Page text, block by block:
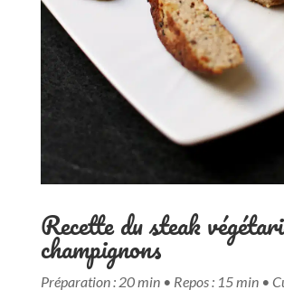
Recette du steak
champignons
Préparation : 20 min • Repos : 15 min •